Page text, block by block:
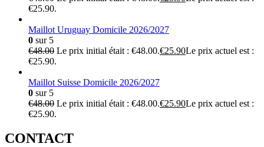
€25.90.
Maillot Uruguay Domicile 2026/2027
0 sur 5
€48.00 Le prix initial était : €48.00.€25.90Le prix actuel est :
€25.90.
Maillot Suisse Domicile 2026/2027
0 sur 5
€48.00 Le prix initial était : €48.00.€25.90Le prix actuel est :
€25.90.
CONTACT